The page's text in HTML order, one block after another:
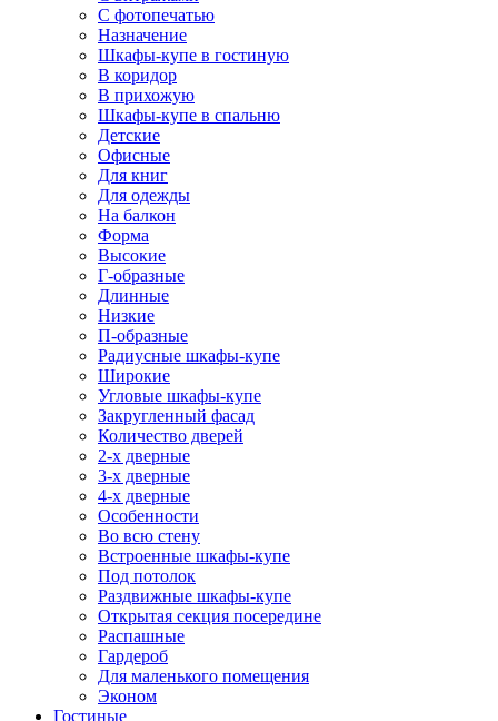
С фотопечатью
Назначение
Шкафы-купе в гостиную
В коридор
В прихожую
Шкафы-купе в спальню
Детские
Офисные
Для книг
Для одежды
На балкон
Форма
Высокие
Г-образные
Длинные
Низкие
П-образные
Радиусные шкафы-купе
Широкие
Угловые шкафы-купе
Закругленный фасад
Количество дверей
2-х дверные
3-х дверные
4-х дверные
Особенности
Во всю стену
Встроенные шкафы-купе
Под потолок
Раздвижные шкафы-купе
Открытая секция посередине
Распашные
Гардероб
Для маленького помещения
Эконом
Гостиные